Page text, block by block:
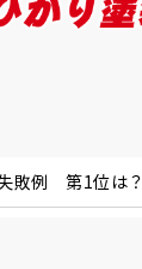
敗例 第1位は？